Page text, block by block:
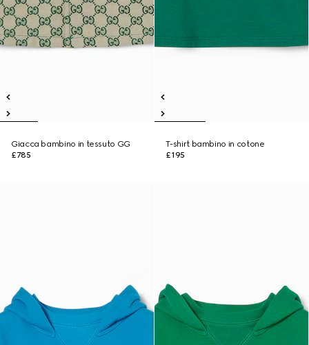
Giacca bambino in tessuto GG
£785
T-shirt bambino in cotone
£195